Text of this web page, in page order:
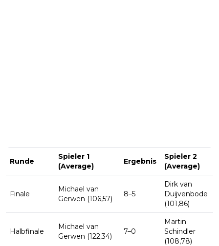
Runde
Spieler 1
(Average)
Ergebnis
Spieler 2
(Average)
Finale
Michael van
Gerwen (106,57)
8–5
Dirk van
Duijvenbode
(101,86)
Halbfinale
Michael van
Gerwen (122,34)
7–0
Martin
Schindler
(108,78)